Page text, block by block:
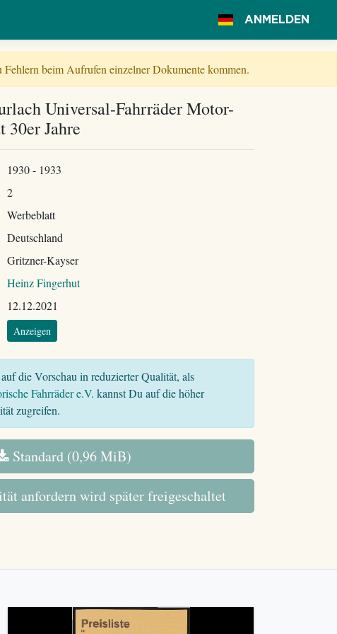
ANMELDEN
beim Aufrufen einzelner Dokumente kommen.
Universal-Fahrräder Motor-
30er Jahre
1930 - 1933
2
Werbeblatt
Deutschland
Gritzner-Kayser
Heinz Fingerhut
12.12.2021
Anzeigen
die Vorschau in reduzierter Qualität, als
Fahrräder e.V. kannst Du auf die höher
zugreifen.
Standard (0,96 MiB)
anfordern wird später freigeschaltet